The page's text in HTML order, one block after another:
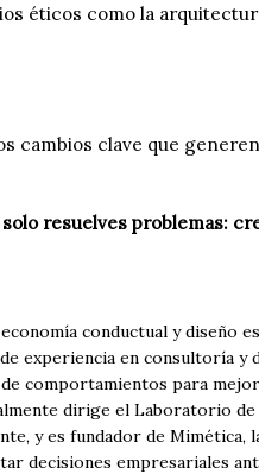
éticos como la
cambios clave que
resuelves problemas:
conductual y diseño
experiencia en consultoría y
comportamientos para
dirige el Laboratorio de
y es fundador de Mimética,
decisiones empresariales